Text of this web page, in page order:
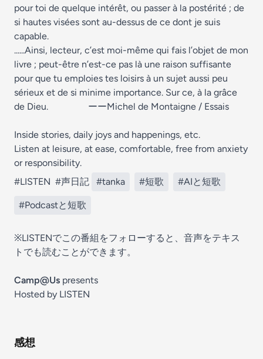
pour toi de quelque intérêt, ou passer à la postérité ; de
si hautes visées sont au-dessus de ce dont je suis
capable.
......Ainsi, lecteur, c’est moi-même qui fais l’objet de mon
livre ; peut-être n’est-ce pas là une raison suffisante
pour que tu emploies tes loisirs à un sujet aussi peu
sérieux et de si minime importance. Sur ce, à la grâce
de Dieu. ーーMichel de Montaigne / Essais
Inside stories, daily joys and happenings, etc.
Listen at leisure, at ease, comfortable, free from anxiety
or responsibility.
#LISTEN #声日記 #tanka #短歌 #AIと短歌
#Podcastと短歌
※LISTENでこの番組をフォローすると、音声をテキス
トでも読むことができます。
Camp@Us presents
Hosted by LISTEN
感想